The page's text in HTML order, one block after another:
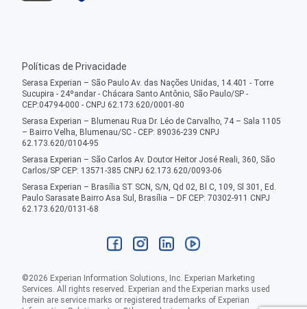
Políticas de Privacidade
Serasa Experian – São Paulo Av. das Nações Unidas, 14.401 - Torre
Sucupira - 24ºandar - Chácara Santo Antônio, São Paulo/SP -
CEP:04794-000 - CNPJ 62.173.620/0001-80
Serasa Experian – Blumenau Rua Dr. Léo de Carvalho, 74 – Sala 1105
– Bairro Velha, Blumenau/SC - CEP: 89036-239 CNPJ
62.173.620/0104-95
Serasa Experian – São Carlos Av. Doutor Heitor José Reali, 360, São
Carlos/SP CEP: 13571-385 CNPJ 62.173.620/0093-06
Serasa Experian – Brasília ST SCN, S/N, Qd 02, Bl C, 109, Sl 301, Ed.
Paulo Sarasate Bairro Asa Sul, Brasília – DF CEP: 70302-911 CNPJ
62.173.620/0131-68
©2026 Experian Information Solutions, Inc. Experian Marketing
Services. All rights reserved. Experian and the Experian marks used
herein are service marks or registered trademarks of Experian